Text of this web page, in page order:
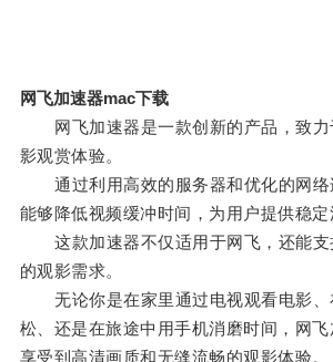
网飞加速器mac下载
网飞加速器是一款创新的产品，致力
影观赏体验。
通过利用高效的服务器和优化的网络
能够降低视频缓冲时间，为用户提供稳定
这款加速器不仅适用于网飞，还能支
的观影需求。
无论你是在家里通过电视观看电影、
松、还是在旅途中用手机消磨时间，网
享受到高清画质和无缝流畅的观影体验。